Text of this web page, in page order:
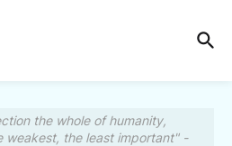
the whole of humanity,
weakest, the least important" -